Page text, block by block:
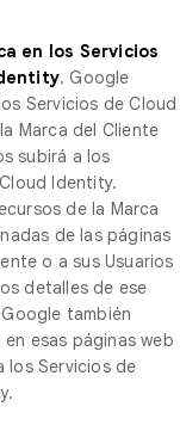
en los Servicios
. Google
Servicios de Cloud
Marca del Cliente
subirá a los
Identity.
de la Marca
de las páginas
o a sus Usuarios
detalles de ese
también
esas páginas web
los Servicios de